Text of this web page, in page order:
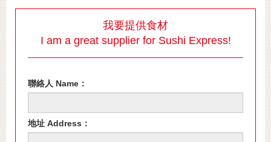
我要提供食材
I am a great supplier for Sushi Express!
聯絡人 Name：
地址 Address：